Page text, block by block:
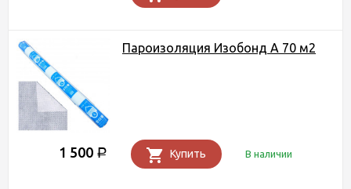
Пароизоляция Изобонд А 70 м2
1 500 Р Купить В наличии